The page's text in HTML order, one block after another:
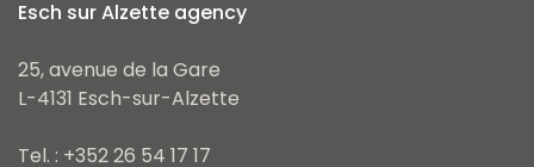
Esch sur Alzette agency
25, avenue de la Gare
L-4131 Esch-sur-Alzette
Tel. : +352 26 54 17 17